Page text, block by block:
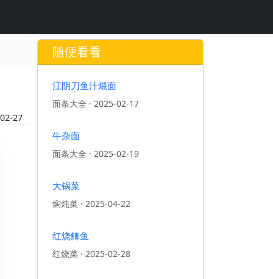
27
随便看看
江阴刀鱼汁煨面
面条大全 · 2025-02-17
牛杂面
面条大全 · 2025-02-19
大锅菜
焖炖菜 · 2025-04-22
红烧鲫鱼
红烧菜 · 2025-02-28